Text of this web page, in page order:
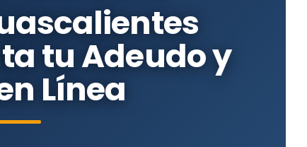
tu Adeudo y
Línea